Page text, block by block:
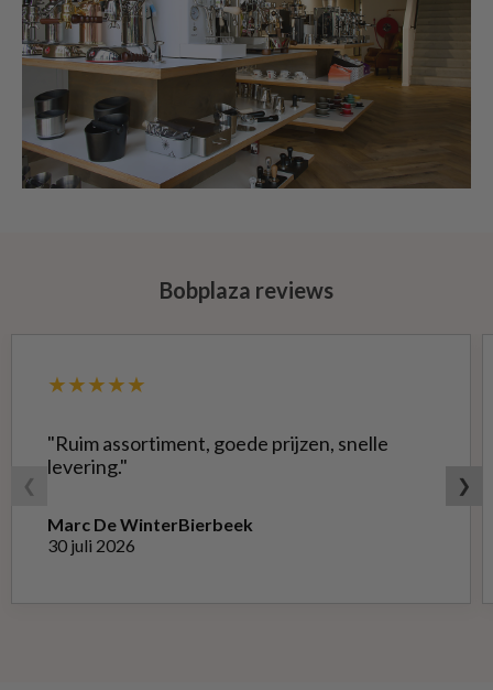
Bobplaza reviews
❮
★★★★★
"Ruim assortiment, goede prijzen, snelle
levering."
Marc De WinterBierbeek
30 juli 2026
❯